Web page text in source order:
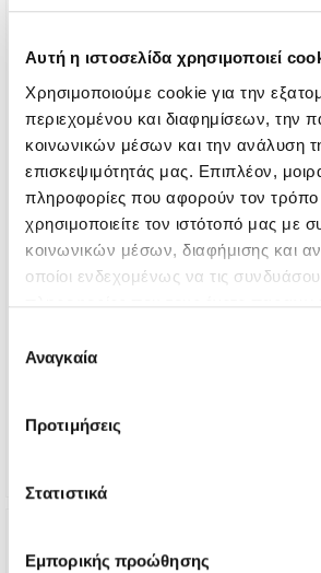
Αυτή η ιστοσελίδα χρησιμοποιεί
Χρησιμοποιούμε cookie για την
περιεχομένου και διαφημίσεων, την
κοινωνικών μέσων και την ανάλυση
επισκεψιμότητάς μας. Επιπλέον,
πληροφορίες που αφορούν τον
χρησιμοποιείτε τον ιστότοπό μας με
κοινωνικών μέσων, διαφήμισης και
οποίοι ενδεχομένως να τις
των υπηρεσιών τους.
συγκατάθεσης
Αναγκαία
Προτιμήσεις
Στατιστικά
Εμπορικής προώθησης
Χρόνος